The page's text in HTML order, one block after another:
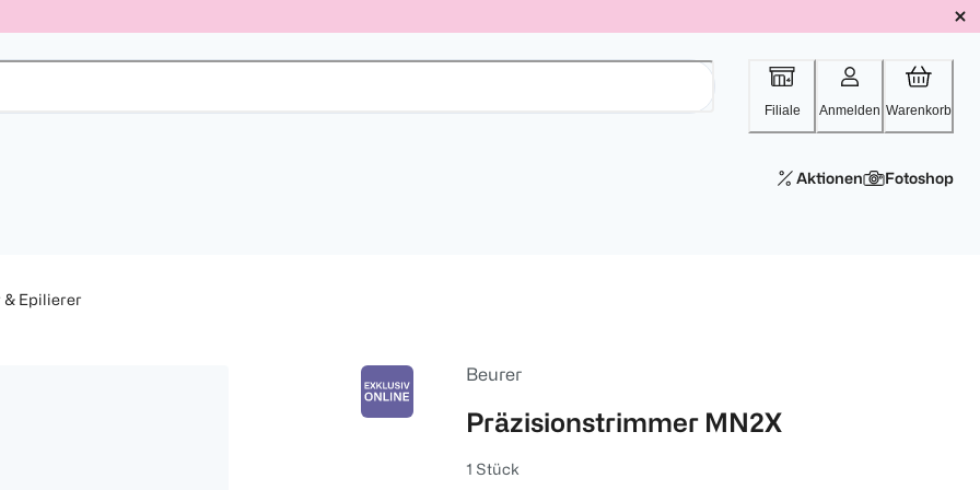
Filiale Anmelden Warenkorb
Aktionen Fotoshop
& Epilierer
Beurer
Präzisionstrimmer MN2X
1 Stück